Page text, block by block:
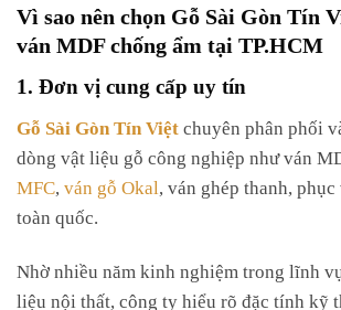
Vì sao nên chọn Gỗ Sài Gòn Tín
ván MDF chống ẩm tại TP.HCM
1. Đơn vị cung cấp uy tín
Gỗ Sài Gòn Tín Việt chuyên phân phối
dòng vật liệu gỗ công nghiệp như ván
MFC ván gỗ Okal , ván ghép thanh,
toàn quốc.
Nhờ nhiều năm kinh nghiệm trong lĩnh
liệu nội thất, công ty hiểu rõ đặc tính kỹ